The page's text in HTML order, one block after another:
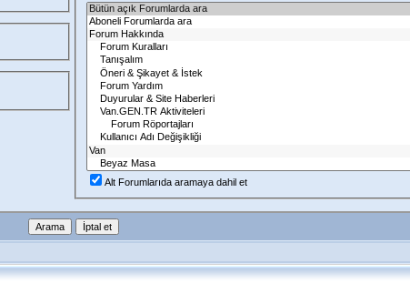
Alt Forumlarıda aramaya dahil et